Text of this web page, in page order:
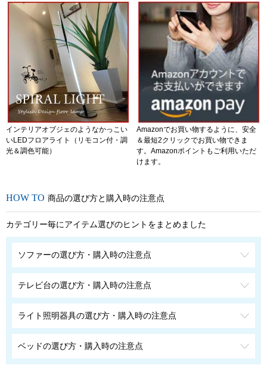
インテリアオブジェのようなかっこい
いLEDフロアライト（リモコン付・調
光＆調色可能）
Amazonでお買い物するように、安全
＆最短2クリックでお買い物できま
す。Amazonポイントもご利用いただ
けます。
商品の選び方と購入時の注意点
カテゴリー毎にアイテム選びのヒントをまとめました
ソファーの選び方・購入時の注意点
テレビ台の選び方・購入時の注意点
ライト照明器具の選び方・購入時の注意点
ベッドの選び方・購入時の注意点